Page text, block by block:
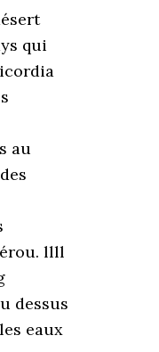
qui
au
llll
dessus
eaux